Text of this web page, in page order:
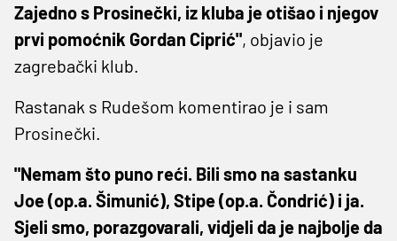
Zajedno s Prosinečki, iz kluba je otišao i njegov
prvi pomoćnik Gordan Ciprić", objavio je
zagrebački klub.
Rastanak s Rudešom komentirao je i sam
Prosinečki.
"Nemam što puno reći. Bili smo na sastanku
Joe (op.a. Šimunić), Stipe (op.a. Čondrić) i ja.
Sjeli smo, porazgovarali, vidjeli da je najbolje da